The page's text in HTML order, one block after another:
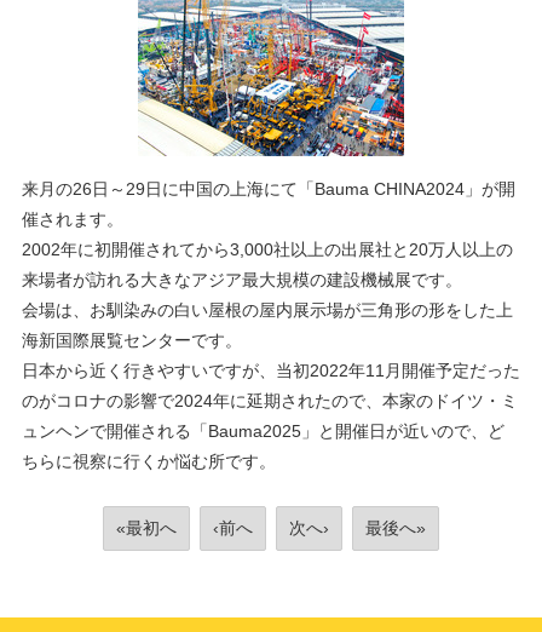
来月の26日～29日に中国の上海にて「Bauma CHINA2024」が開
催されます。
2002年に初開催されてから3,000社以上の出展社と20万人以上の
来場者が訪れる大きなアジア最大規模の建設機械展です。
会場は、お馴染みの白い屋根の屋内展示場が三角形の形をした上
海新国際展覧センターです。
日本から近く行きやすいですが、当初2022年11月開催予定だった
のがコロナの影響で2024年に延期されたので、本家のドイツ・ミ
ュンヘンで開催される「Bauma2025」と開催日が近いので、ど
ちらに視察に行くか悩む所です。
«最初へ ‹前へ 次へ› 最後へ»